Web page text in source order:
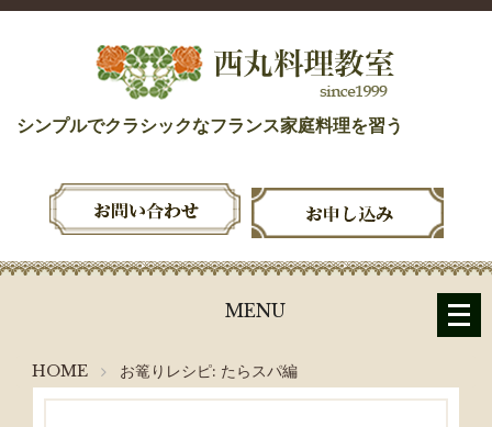
シンプルでクラシックなフランス家庭料理を習う
MENU
メ
ニ
ー
HOME お篭りレシピ: たらスパ編